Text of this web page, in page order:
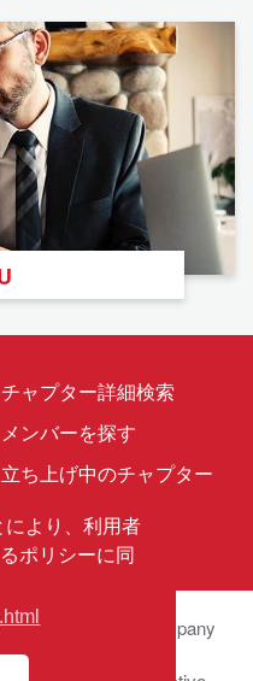
より、利用者
ポリシーに同
チャプター詳細検索
メンバーを探す
立ち上げ中のチャプター
メンバー専用
Reserved. All company
here may be